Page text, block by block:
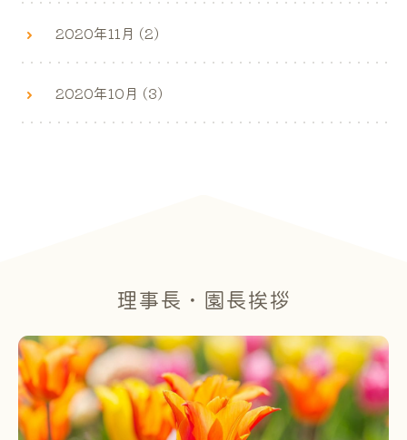
2020年11月 (2)
2020年10月 (3)
理事長・園長挨拶